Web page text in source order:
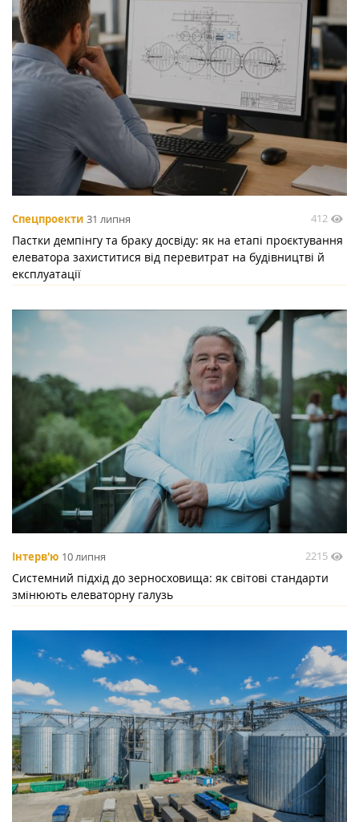
Спецпроекти 31 липня 412
Пастки демпінгу та браку досвіду: як на етапі проєктування
елеватора захиститися від перевитрат на будівництві й
експлуатації
Інтерв'ю 10 липня 2215
Системний підхід до зерносховища: як світові стандарти
змінюють елеваторну галузь